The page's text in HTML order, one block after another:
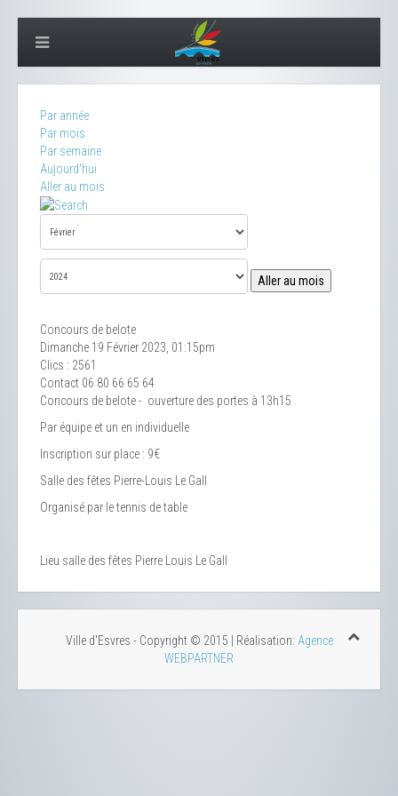
Par année
Par mois
Par semaine
Aujourd'hui
Aller au mois
Aller au mois
Concours de belote
Dimanche 19 Février 2023, 01:15pm
Clics : 2561
Contact 06 80 66 65 64
Concours de belote - ouverture des portes à 13h15
Par équipe et un en individuelle
Inscription sur place : 9€
Salle des fêtes Pierre-Louis Le Gall
Organisé par le tennis de table
Lieu salle des fêtes Pierre Louis Le Gall
Ville d'Esvres - Copyright © 2015 | Réalisation: Agence
WEBPARTNER